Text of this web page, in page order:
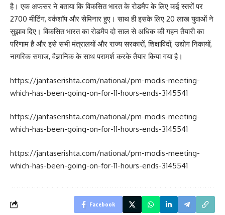
है। एक अफसर ने बताया कि विकसित भारत के रोडमैप के लिए कई स्तरों पर
2700 मीटिंग, वर्कशॉप और सेमिनार हुए। साथ ही इसके लिए 20 लाख युवाओं ने
सुझाव दिए। विकसित भारत का रोडमैप दो साल से अधिक की गहन तैयारी का
परिणाम है और इसे सभी मंत्रालयों और राज्य सरकारों, शिक्षाविदों, उद्योग निकायों,
नागरिक समाज, वैज्ञानिक के साथ परामर्श करके तैयार किया गया है।
https://jantaserishta.com/national/pm-modis-meeting-
which-has-been-going-on-for-11-hours-ends-3145541
https://jantaserishta.com/national/pm-modis-meeting-
which-has-been-going-on-for-11-hours-ends-3145541
https://jantaserishta.com/national/pm-modis-meeting-
which-has-been-going-on-for-11-hours-ends-3145541
Facebook